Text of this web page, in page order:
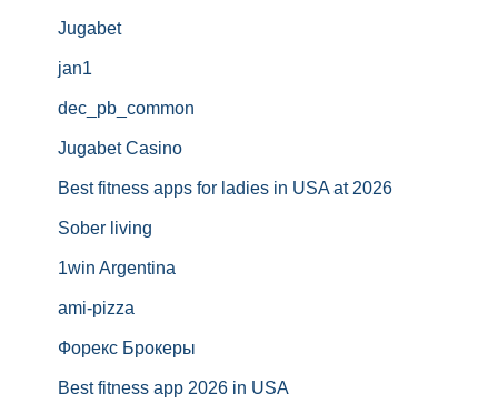
Jugabet
jan1
dec_pb_common
Jugabet Casino
Best fitness apps for ladies in USA at 2026
Sober living
1win Argentina
ami-pizza
Форекс Брокеры
Best fitness app 2026 in USA